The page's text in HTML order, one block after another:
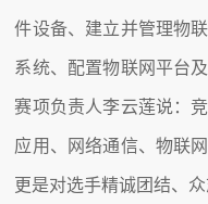
件设备、建立并管理物
系统、配置物联网平台
赛项负责人李云莲说：
应用、网络通信、物联
更是对选手精诚团结、